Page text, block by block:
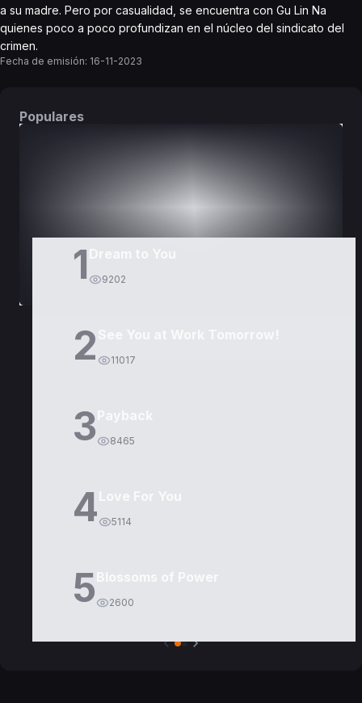
a su madre. Pero por casualidad, se encuentra con Gu Lin Na
quienes poco a poco profundizan en el núcleo del sindicato del
crimen.
Fecha de emisión: 16-11-2023
Populares
1 9202
2 11017
3 8465
4 5114
5 2600